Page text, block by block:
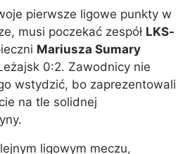
pierwsze ligowe punkty w
musi poczekać zespół LKS-
Mariusza Sumary
0:2. Zawodnicy nie
wstydzić, bo zaprezentowali
na tle solidnej
ligowym meczu,